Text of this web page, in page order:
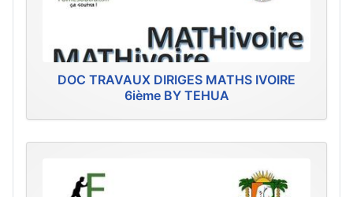
DOC TRAVAUX DIRIGES MATHS IVOIRE
6ième BY TEHUA